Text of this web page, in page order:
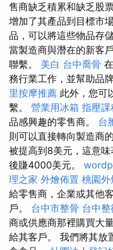
售商缺乏積累和缺乏股
增加了其產品到目標市
品，可以將這些物品存
當製造商與潛在的新客
聯繫。 美白 台中喬骨
務行業工作，並幫助品
里按摩推薦 此外，您可
繫。 營業用冰箱 指壓課
品感興趣的零售商。 台
則可以直接轉向製造商
被提高到8美元，這意
後賺4000美元。
理之家 外燴佈置 桃園外
給零售商，企業或其他
戶。 台中市整骨 台中
商或供應商那裡購買大
給其客戶。 我們將其放